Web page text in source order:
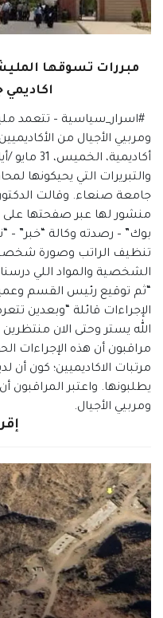
مبررات تسوقها
#اسرار_سياسية – تتعمد
ومربيي الأجيال من
والتبريرات التي يحيكونها
جامعة صنعاء. وقالت
منشور لها عبر صفحتها على
بوك” – رصدته وكالة “خبر” –
تنظيف الراتب وصورة
الشخصية والمواد اللي
“ثم توقيع رئيس القسم
الإجراءات قائلة “وبعدين
الله يستر وحتى الان منتظرين
مراقبون أن هذه الإجراءات
مرتبات الاكاديميين؛ كون أن
يطلبونها. واعتبر المراقبون
ومربيي الأجيال.